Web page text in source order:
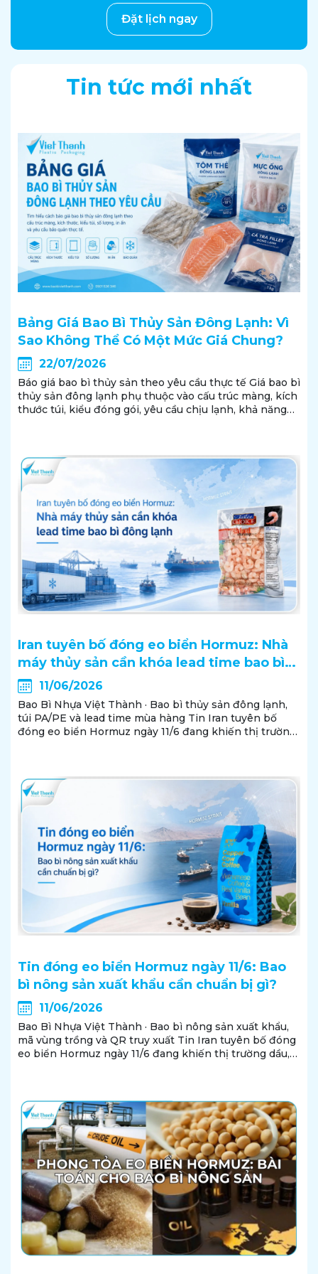
Đặt lịch ngay
Tin tức mới nhất
Bảng Giá Bao Bì Thủy Sản Đông Lạnh: Vì
Sao Không Thể Có Một Mức Giá Chung?
22/07/2026
Báo giá bao bì thủy sản theo yêu cầu thực tế Giá bao bì
thủy sản đông lạnh phụ thuộc vào cấu trúc màng, kích
thước túi, kiểu đóng gói, yêu cầu chịu lạnh, khả năng
Iran tuyên bố đóng eo biển Hormuz: Nhà
máy thủy sản cần khóa lead time bao bì
đông lạnh
11/06/2026
Bao Bì Nhựa Việt Thành · Bao bì thủy sản đông lạnh,
túi PA/PE và lead time mùa hàng Tin Iran tuyên bố
đóng eo biển Hormuz ngày 11/6 đang khiến thị trường
Tin đóng eo biển Hormuz ngày 11/6: Bao
bì nông sản xuất khẩu cần chuẩn bị gì?
11/06/2026
Bao Bì Nhựa Việt Thành · Bao bì nông sản xuất khẩu,
mã vùng trồng và QR truy xuất Tin Iran tuyên bố đóng
eo biển Hormuz ngày 11/6 đang khiến thị trường dầu,